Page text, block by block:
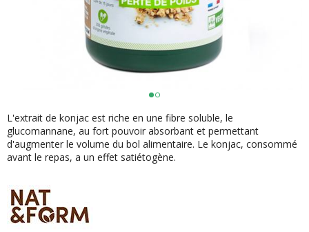
L'extrait de konjac est riche en une fibre soluble, le
glucomannane, au fort pouvoir absorbant et permettant
d'augmenter le volume du bol alimentaire. Le konjac, consommé
avant le repas, a un effet satiétogène.